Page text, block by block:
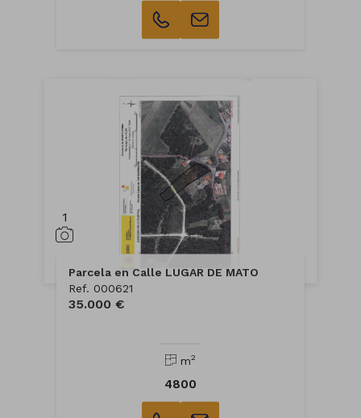
1
Parcela en Calle LUGAR DE MATO
Ref. 000621
35.000 €
m2
4800